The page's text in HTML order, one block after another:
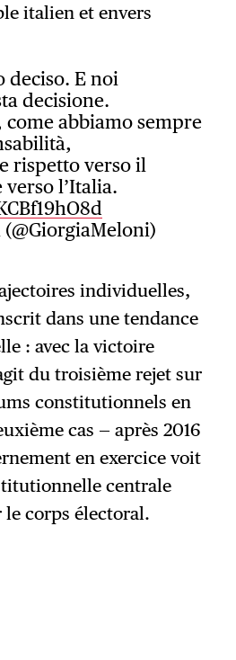
italien et envers
deciso. E noi
decisione.
abbiamo sempre
rispetto verso il
l’Italia.
individuelles,
dans une tendance
: avec la victoire
du troisième rejet sur
constitutionnels en
cas — après 2016
en exercice voit
centrale
le corps électoral.